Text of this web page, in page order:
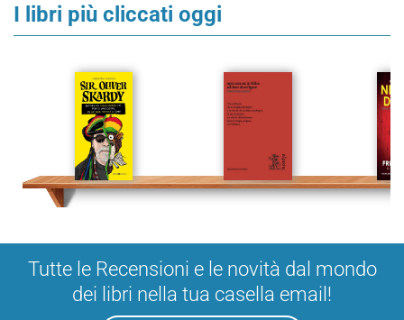
I libri più cliccati oggi
Tutte le Recensioni e le novità dal mondo
dei libri nella tua casella email!